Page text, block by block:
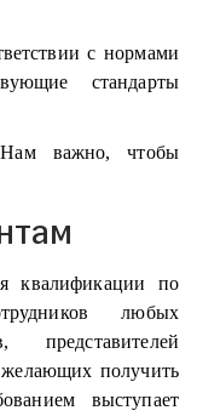
с нормами
стандарты
важно, чтобы
квалификации по
любых
представителей
получить
выступает